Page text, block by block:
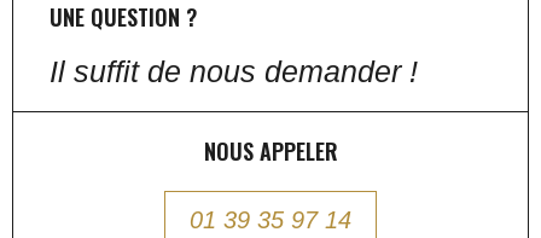
UNE QUESTION ?
Il suffit de nous demander !
NOUS APPELER
01 39 35 97 14